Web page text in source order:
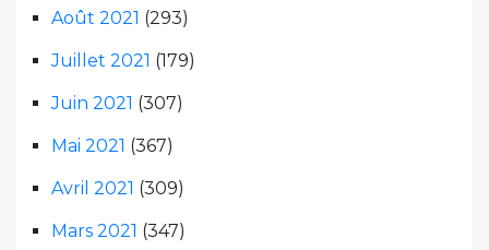
Août 2021 (293)
Juillet 2021 (179)
Juin 2021 (307)
Mai 2021 (367)
Avril 2021 (309)
Mars 2021 (347)